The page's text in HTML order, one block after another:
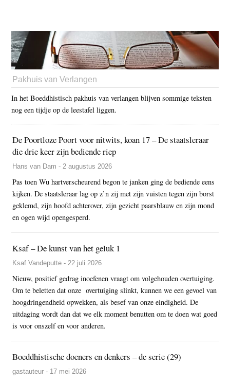
Pakhuis van Verlangen
In het Boeddhistisch pakhuis van verlangen blijven sommige teksten
nog een tijdje op de leestafel liggen.
De Poortloze Poort voor nitwits, koan 17 – De staatsleraar
die drie keer zijn bediende riep
Hans van Dam - 2 augustus 2026
Pas toen Wu hartverscheurend begon te janken ging de bediende eens
kijken. De staatsleraar lag op z’n zij met zijn vuisten tegen zijn borst
geklemd, zijn hoofd achterover, zijn gezicht paarsblauw en zijn mond
en ogen wijd opengesperd.
Ksaf – De kunst van het geluk 1
Ksaf Vandeputte - 22 juli 2026
Nieuw, positief gedrag inoefenen vraagt om volgehouden overtuiging.
Om te beletten dat onze overtuiging slinkt, kunnen we een gevoel van
hoogdringendheid opwekken, als besef van onze eindigheid. De
uitdaging wordt dan dat we elk moment benutten om te doen wat goed
is voor onszelf en voor anderen.
Boeddhistische doeners en denkers – de serie (29)
gastauteur - 17 mei 2026